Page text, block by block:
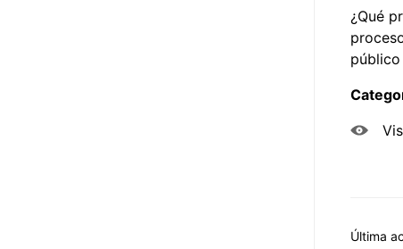
¿Qué
público
Última